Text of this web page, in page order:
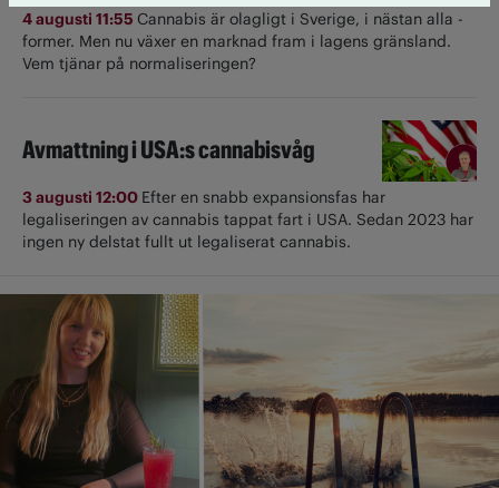
4 augusti 11:55 Cannabis är olagligt i ­Sverige, i nästan alla ­
former. Men nu växer en marknad fram i lagens gränsland.
Vem tjänar på normaliseringen?
Avmattning i USA:s cannabisvåg
3 augusti 12:00 Efter en snabb expansionsfas har
legaliseringen av cannabis tappat fart i USA. Sedan 2023 har
ingen ny delstat fullt ut ­legaliserat cannabis.